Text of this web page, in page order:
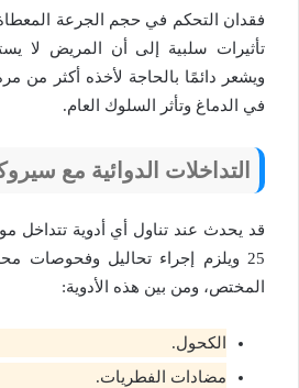
فقدان التحكم في حجم الجرعة
تأثيرات سلبية إلى أن المريض لا
ويشعر دائمًا بالحاجة لأخذه أكثر من
في الدماغ وتأثر السلوك العام.
التداخلات الدوائية مع
25 ويلزم إجراء تحاليل وفحوصات
المختص، ومن بين هذه الأدوية:
الكحول.
مضادات الفطريات.